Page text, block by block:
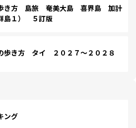
き方 島旅 奄美大島 喜界島 加計
島１） ５訂版
歩き方 タイ ２０２７～２０２８
ング